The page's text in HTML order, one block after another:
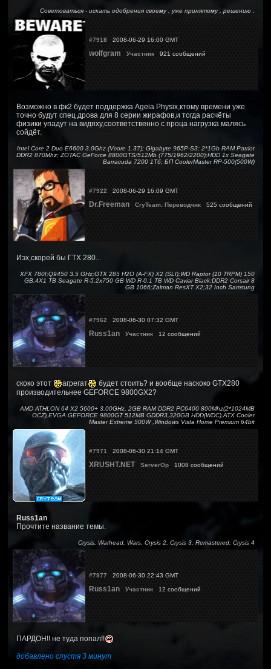
Советоваться - искать одобрения своему , уже принятому , решению .
#7918 2008-06-29 16:00 GMT
wolfgram Участник 921 сообщений
Возможно в фк2 будет поддержка Ageia Physix,ктому времени уже
точно будут спец дрова для 8 серии жирафов,и тогда расчёты
физики упадут на видяху,соответственно с проца нагрузка малясь
сойдёт.
Intel Core 2 Duo E6600 3.0Ghz (Vcore 1.37); Gigabyte 965P-S3; 2*1Gb RAM Patriot
DDR2 870Mhz; ZOTAC GeForce 8800GTS/512Mb (775/1962/2200);HDD 1x Seagate
Barracuda 7200 1Тб; БП CoolerMaster RP-500(500W)
#7922 2008-06-29 16:09 GMT
Dr.Freeman CryTeam: Переводчик 525 сообщений
Иэх,скорей бы ГТХ 280...
XFX 780I;Q9450 3.5 GHz;GTX 285 H2O (A-FX) X2 (SLI);WD Raptor (10 TRPM) 150
GB,4X1 TB Seagate R-5,2x750 GB WD R-0,1 TB WD Caviar Black;DDR2 Corsair 8
GB 1066;Zalman ResXT X2;32 Inch Samsung
#7962 2008-06-30 07:32 GMT
Russ1an Участник 12 сообщений
скоко этот агрегат
будет стоить? и вообще наскоко GTX280
производительнее GEFORCE 9800GX2?
AMD ATHLON 64 X2 5600+ 3,00GHz, 2GB RAM DDR2 PC6400 800Mhz(2*1024MB
OCZ),EVGA GEFORCE 9800GT 512MB GDDR3,320GB HDD(WDC),ATX Cooler
Master Extreme 500W ,Windows Vista Home Premium 64bit
#7971 2008-06-30 21:14 GMT
XRUSHT.NET ServerOp 1008 сообщений
Russ1an
Прочтите название темы.
Crysis, Warhead, Wars, Crysis 2, Crysis 3, Remastered, Crysis 4
#7977 2008-06-30 22:43 GMT
Russ1an Участник 12 сообщений
ПАРДОН!! не туда попал!!
добавлено спустя 3 минут